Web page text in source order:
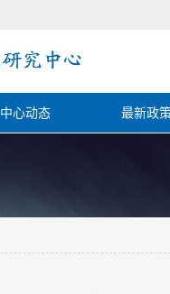
中心动态 最新政